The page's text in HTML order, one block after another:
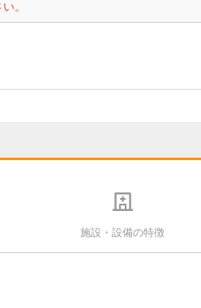
。
施設・設備の特徴